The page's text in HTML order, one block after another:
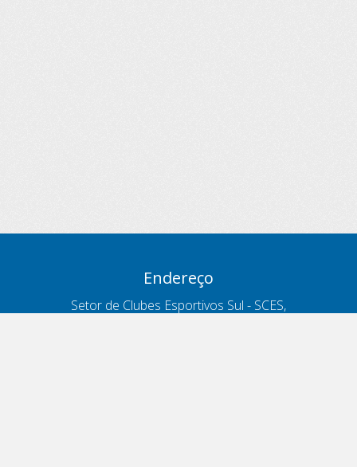
Endereço
Setor de Clubes Esportivos Sul - SCES,